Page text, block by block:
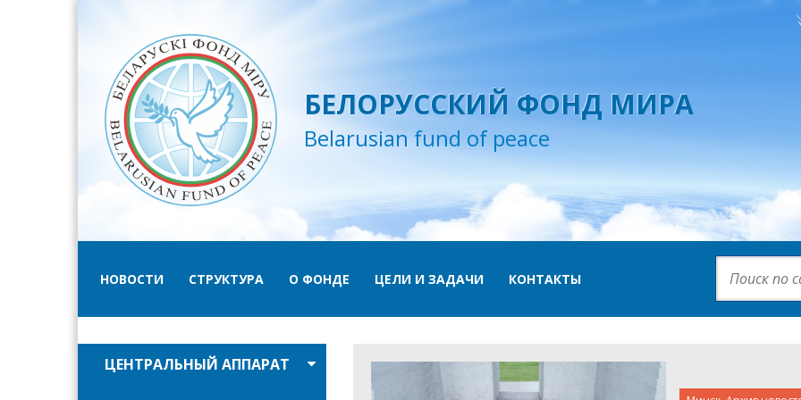
БЕЛОРУССКИЙ ФОНД МИРА
Belarusian fund of peace
НОВОСТИ СТРУКТУРА О ФОНДЕ ЦЕЛИ И ЗАДАЧИ КОНТАКТЫ
ЦЕНТРАЛЬНЫЙ АППАРАТ